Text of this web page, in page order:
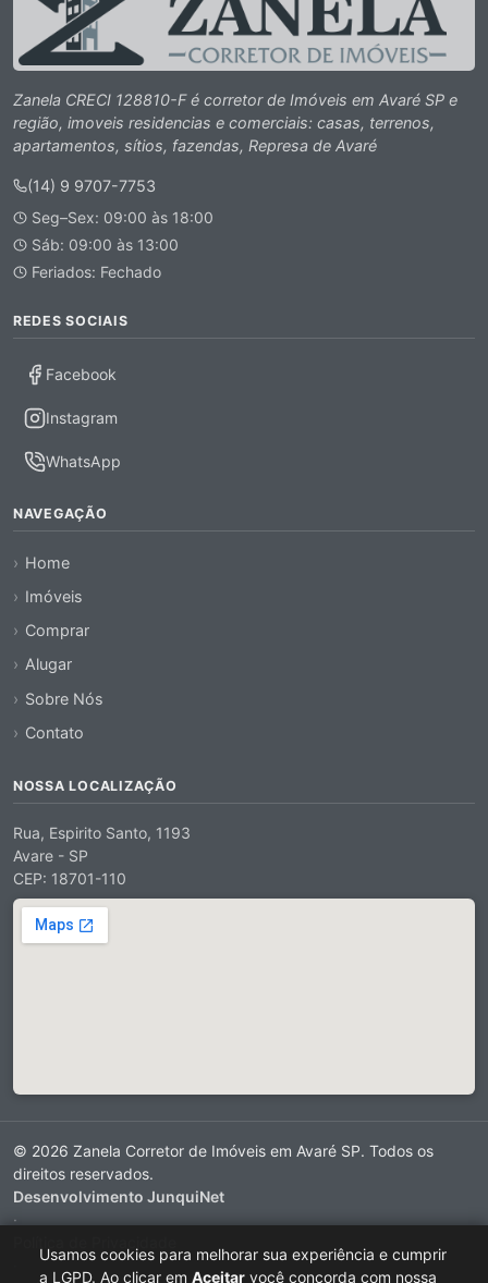
Zanela CRECI 128810-F é corretor de Imóveis em Avaré SP e
região, imoveis residencias e comerciais: casas, terrenos,
apartamentos, sítios, fazendas, Represa de Avaré
(14) 9 9707-7753
Seg–Sex: 09:00 às 18:00
Sáb: 09:00 às 13:00
Feriados: Fechado
REDES SOCIAIS
Facebook
Instagram
WhatsApp
NAVEGAÇÃO
Home
Imóveis
Comprar
Alugar
Sobre Nós
Contato
NOSSA LOCALIZAÇÃO
Rua, Espirito Santo, 1193
Avare - SP
CEP: 18701-110
© 2026 Zanela Corretor de Imóveis em Avaré SP. Todos os
direitos reservados.
Desenvolvimento JunquiNet
·
Usamos cookies para melhorar sua experiência e cumprir
a LGPD. Ao clicar em Aceitar você concorda com nossa